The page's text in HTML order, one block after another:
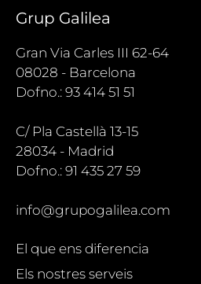
Grup Galilea
Gran Via Carles III 62-64
08028 - Barcelona
Dofno.: 93 414 51 51
C/ Pla Castellà 13-15
28034 - Madrid
Dofno.: 91 435 27 59
info@grupogalilea.com
El que ens diferencia
Els nostres serveis